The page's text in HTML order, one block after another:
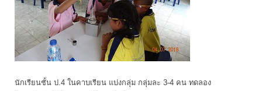
นักเรียนชั้น ป.4 ในคาบเรียน แบ่งกลุ่ม กลุ่มละ 3-4 คน ทดลอง